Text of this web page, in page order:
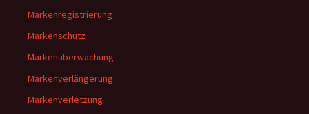
Markenregistrierung
Markenschutz
Markenüberwachung
Markenverlängerung
Markenverletzung